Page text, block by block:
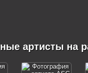
артисты на